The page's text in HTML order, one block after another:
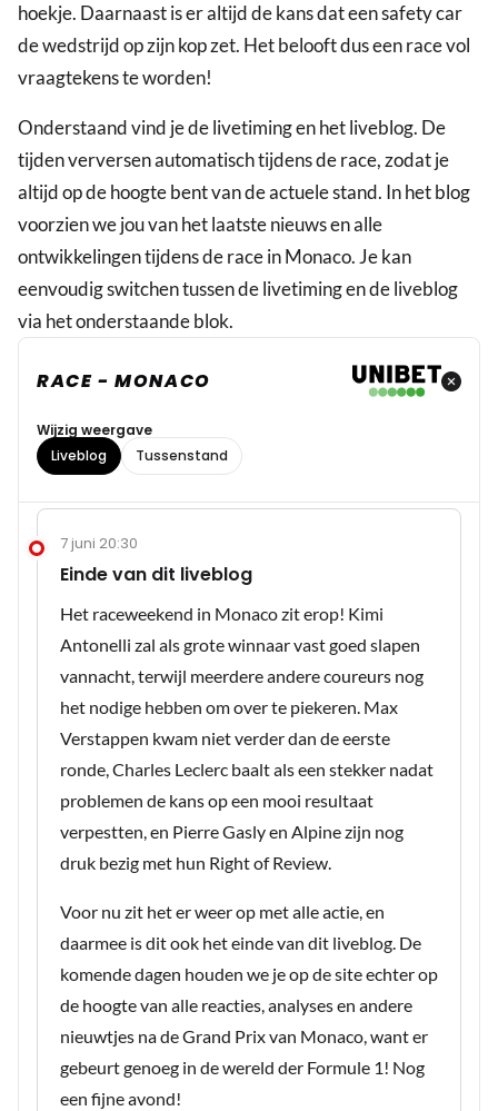
hoekje. Daarnaast is er altijd de kans dat een safety car
de wedstrijd op zijn kop zet. Het belooft dus een race vol
vraagtekens te worden!
Onderstaand vind je de livetiming en het liveblog. De
tijden verversen automatisch tijdens de race, zodat je
altijd op de hoogte bent van de actuele stand. In het blog
voorzien we jou van het laatste nieuws en alle
ontwikkelingen tijdens de race in Monaco. Je kan
eenvoudig switchen tussen de livetiming en de liveblog
via het onderstaande blok.
RACE - MONACO
Wijzig weergave
Liveblog
Tussenstand
7 juni 20:30
Einde van dit liveblog
Het raceweekend in Monaco zit erop! Kimi
Antonelli zal als grote winnaar vast goed slapen
vannacht, terwijl meerdere andere coureurs nog
het nodige hebben om over te piekeren. Max
Verstappen kwam niet verder dan de eerste
ronde, Charles Leclerc baalt als een stekker nadat
problemen de kans op een mooi resultaat
verpestten, en Pierre Gasly en Alpine zijn nog
druk bezig met hun Right of Review.
Voor nu zit het er weer op met alle actie, en
daarmee is dit ook het einde van dit liveblog. De
komende dagen houden we je op de site echter op
de hoogte van alle reacties, analyses en andere
nieuwtjes na de Grand Prix van Monaco, want er
gebeurt genoeg in de wereld der Formule 1! Nog
een fijne avond!